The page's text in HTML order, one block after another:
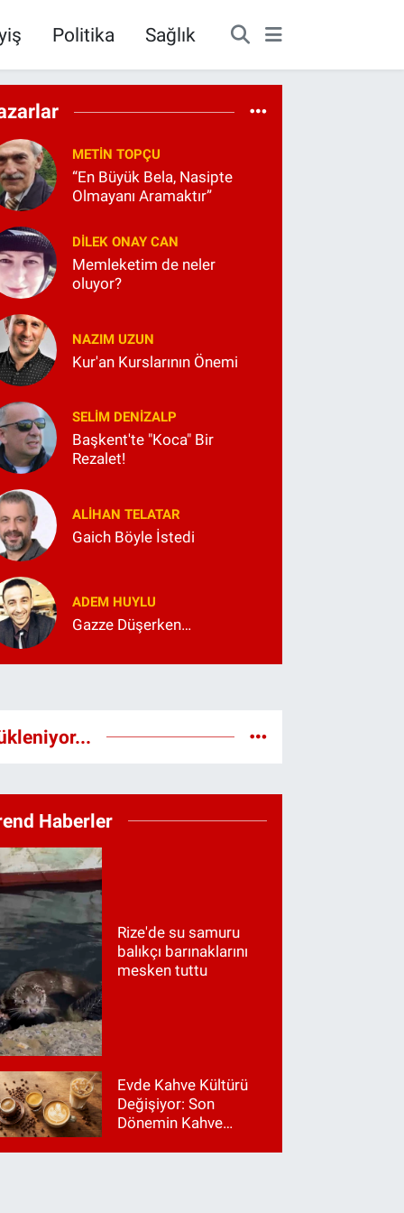
Politika Sağlık
METIN TOPÇU
“En Büyük Bela, Nasipte
Olmayanı Aramaktır”
DILEK ONAY CAN
Memleketim de neler
oluyor?
NAZIM UZUN
Kur'an Kurslarının Önemi
SELIM DENİZALP
Başkent'te "Koca" Bir
Rezalet!
ALIHAN TELATAR
Gaich Böyle İstedi
ADEM HUYLU
Gazze Düşerken…
Haberler
Rize'de su samuru
balıkçı barınaklarını
mesken tuttu
Evde Kahve Kültürü
Değişiyor: Son
Dönemin Kahve